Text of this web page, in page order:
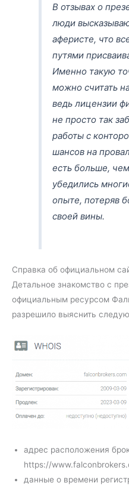
В отзывах о
люди
аферисте, что
путями
Именно такую
можно считать
ведь лицензии
не просто так
работы с
шансов на
есть больше,
убедились
опыте, потеряв
своей вины.
Справка об официальном
Детальное знакомство с
официальным ресурсом
разрешило выяснить
адрес расположения
https://
данные о времени